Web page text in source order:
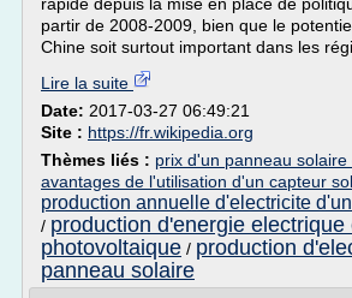
partir de 2008-2009, bien que le
Chine soit surtout important dans les
Lire la suite
Date: 2017-03-27 06:49:21
Site : https://fr.wikipedia.org
Thèmes liés : prix d'un panneau solaire
avantages de l'utilisation d'un capteur
production annuelle d'electricite
/ production d'energie
photovoltaique / production
panneau solaire